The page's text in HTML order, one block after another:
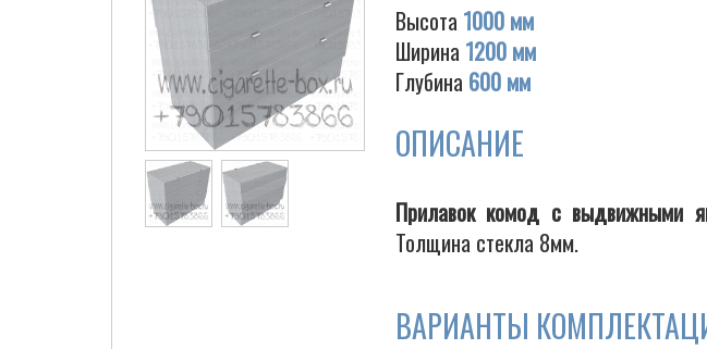
Высота 1000 мм
Ширина 1200 мм
Глубина 600 мм
ОПИСАНИЕ
Прилавок комод с выдвижными
Толщина стекла 8мм.
ВАРИАНТЫ